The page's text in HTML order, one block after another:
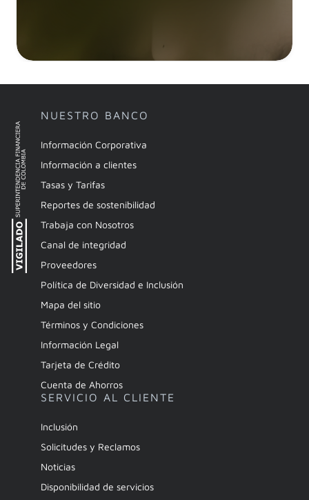
NUESTRO BANCO
Información Corporativa
Información a clientes
Tasas y Tarifas
Reportes de sostenibilidad
Trabaja con Nosotros
Canal de integridad
Proveedores
Política de Diversidad e Inclusión
Mapa del sitio
Términos y Condiciones
Información Legal
Tarjeta de Crédito
Cuenta de Ahorros
SERVICIO AL CLIENTE
Inclusión
Solicitudes y Reclamos
Noticias
Disponibilidad de servicios